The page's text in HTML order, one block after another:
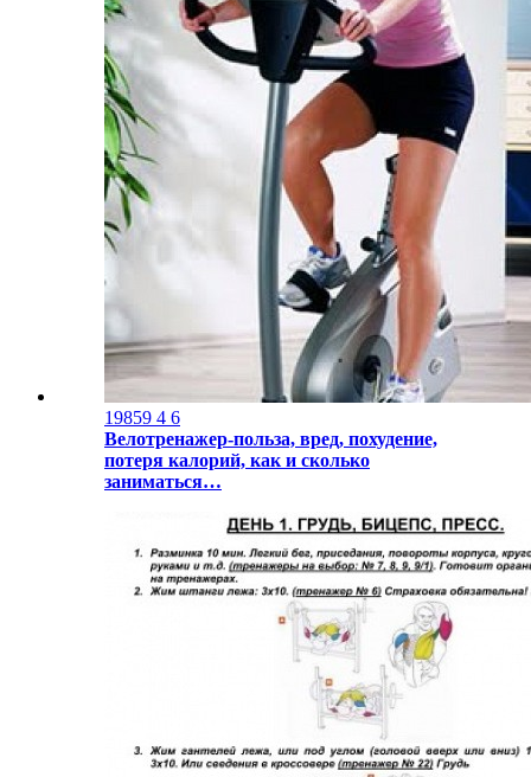
19859 4 6
Велотренажер-польза, вред, похудение,
потеря калорий, как и сколько
заниматься…